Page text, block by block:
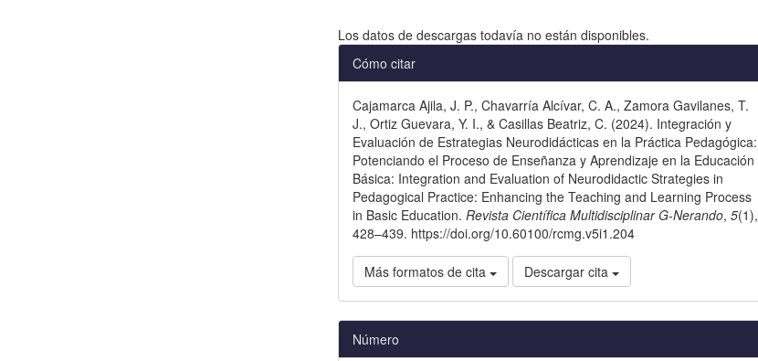
Los datos de descargas todavía no están disponibles.
Detalles
del
artículo
Cómo citar
Cajamarca Ajila, J. P., Chavarría Alcívar, C. A., Zamora Gavilanes, T.
J., Ortiz Guevara, Y. I., & Casillas Beatriz, C. (2024). Integración y
Evaluación de Estrategias Neurodidácticas en la Práctica Pedagógica:
Potenciando el Proceso de Enseñanza y Aprendizaje en la Educación
Básica: Integration and Evaluation of Neurodidactic Strategies in
Pedagogical Practice: Enhancing the Teaching and Learning Process
in Basic Education.Revista Científica Multidisciplinar G-Nerando,5(1),
428–439. https://doi.org/10.60100/rcmg.v5i1.204
Más formatos de cita Descargar cita
Número